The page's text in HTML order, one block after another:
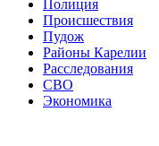
Полиция
Происшествия
Пудож
Районы Карелии
Расследования
СВО
Экономика